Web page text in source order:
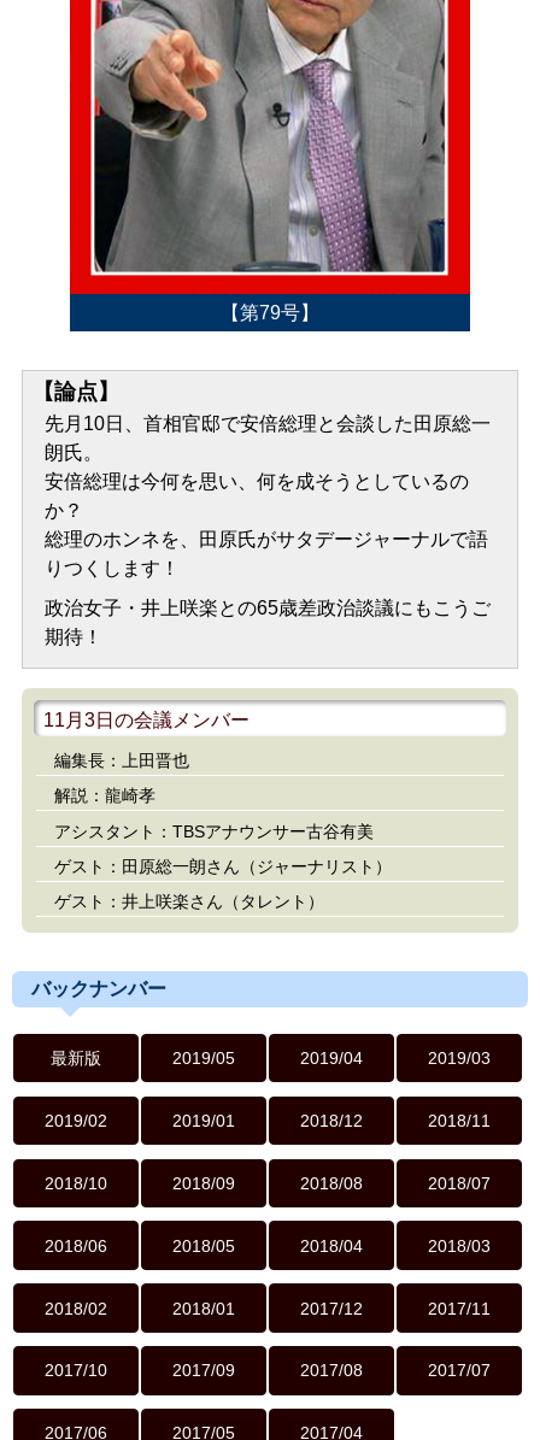
【第79号】
【論点】
先月10日、首相官邸で安倍総理と会談した田原総一
朗氏。
安倍総理は今何を思い、何を成そうとしているの
か？
総理のホンネを、田原氏がサタデージャーナルで語
りつくします！
政治女子・井上咲楽との65歳差政治談議にもこうご
期待！
11月3日の会議メンバー
編集長：上田晋也
解説：龍崎孝
アシスタント：TBSアナウンサー古谷有美
ゲスト：田原総一朗さん（ジャーナリスト）
ゲスト：井上咲楽さん（タレント）
バックナンバー
最新版 2019/05 2019/04 2019/03
2019/02 2019/01 2018/12 2018/11
2018/10 2018/09 2018/08 2018/07
2018/06 2018/05 2018/04 2018/03
2018/02 2018/01 2017/12 2017/11
2017/10 2017/09 2017/08 2017/07
2017/06 2017/05 2017/04